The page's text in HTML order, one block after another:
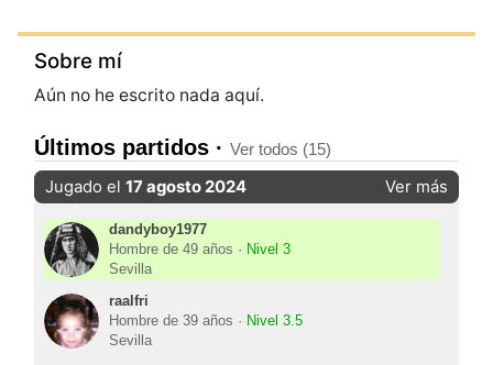
Sobre mí
Aún no he escrito nada aquí.
Últimos partidos ·Ver todos (15)
Jugado el17 agosto 2024 Ver más
dandyboy1977
Hombre de 49 años · Nivel 3
Sevilla
raalfri
Hombre de 39 años · Nivel 3.5
Sevilla